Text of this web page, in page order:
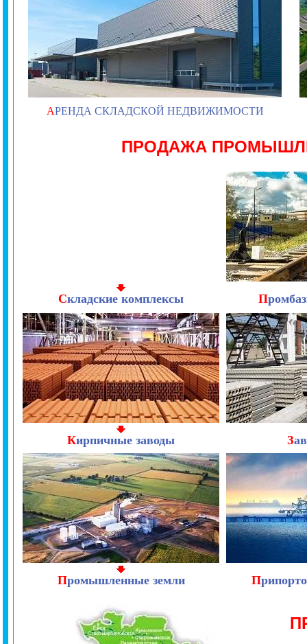
АРЕНДА СКЛАДСКОЙ НЕДВИЖИМОСТИ
ПРОДАЖА
Складские комплексы П
Кирпичные заводы З
Промышленные земли П